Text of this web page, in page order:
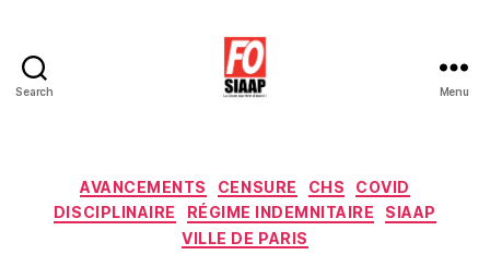
Search
Force
Ouvrière
SIAAP
Menu
Catégories
AVANCEMENTS CENSURE CHS
COVID
DISCIPLINAIRE
RÉGIME INDEMNITAIRE
SIAAP
VILLE DE PARIS